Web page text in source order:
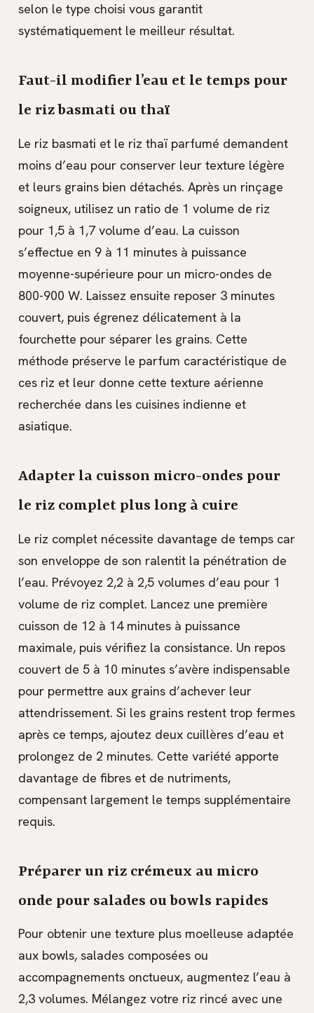
selon le type choisi vous garantit
systématiquement le meilleur résultat.
Faut-il modifier l’eau et le temps pour
le riz basmati ou thaï
Le riz basmati et le riz thaï parfumé demandent
moins d’eau pour conserver leur texture légère
et leurs grains bien détachés. Après un rinçage
soigneux, utilisez un ratio de 1 volume de riz
pour 1,5 à 1,7 volume d’eau. La cuisson
s’effectue en 9 à 11 minutes à puissance
moyenne-supérieure pour un micro-ondes de
800-900 W. Laissez ensuite reposer 3 minutes
couvert, puis égrenez délicatement à la
fourchette pour séparer les grains. Cette
méthode préserve le parfum caractéristique de
ces riz et leur donne cette texture aérienne
recherchée dans les cuisines indienne et
asiatique.
Adapter la cuisson micro-ondes pour
le riz complet plus long à cuire
Le riz complet nécessite davantage de temps car
son enveloppe de son ralentit la pénétration de
l’eau. Prévoyez 2,2 à 2,5 volumes d’eau pour 1
volume de riz complet. Lancez une première
cuisson de 12 à 14 minutes à puissance
maximale, puis vérifiez la consistance. Un repos
couvert de 5 à 10 minutes s’avère indispensable
pour permettre aux grains d’achever leur
attendrissement. Si les grains restent trop fermes
après ce temps, ajoutez deux cuillères d’eau et
prolongez de 2 minutes. Cette variété apporte
davantage de fibres et de nutriments,
compensant largement le temps supplémentaire
requis.
Préparer un riz crémeux au micro
onde pour salades ou bowls rapides
Pour obtenir une texture plus moelleuse adaptée
aux bowls, salades composées ou
accompagnements onctueux, augmentez l’eau à
2,3 volumes. Mélangez votre riz rincé avec une